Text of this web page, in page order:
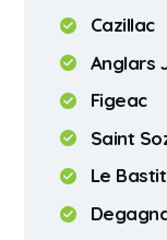
Cazillac
Anglars
Figeac
Saint
Le Bastit